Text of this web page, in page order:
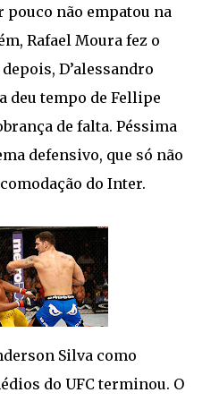
não empatou na
Rafael Moura fez o
D’alessandro
deu tempo de Fellipe
de falta. Péssima
defensivo, que só não
do Inter.
Silva como
do UFC terminou. O